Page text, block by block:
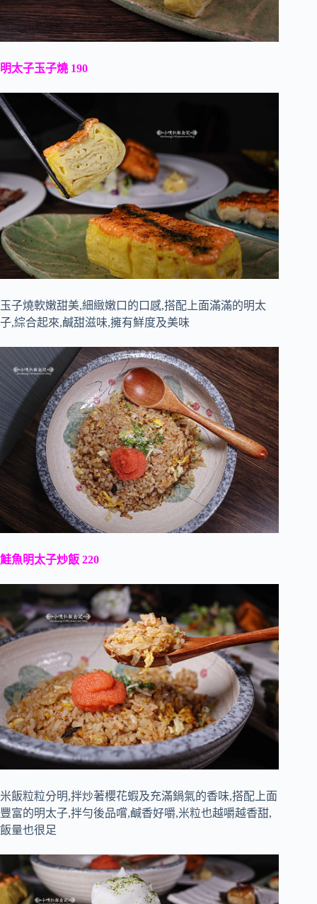
明太子玉子燒 190
玉子燒軟嫩甜美,細緻嫩口的口感,搭配上面滿滿的明太
子,綜合起來,鹹甜滋味,擁有鮮度及美味
鮭魚明太子炒飯 220
米飯粒粒分明,拌炒著櫻花蝦及充滿鍋氣的香味,搭配上面
豐富的明太子,拌勻後品嚐,鹹香好嚼,米粒也越嚼越香甜,
飯量也很足